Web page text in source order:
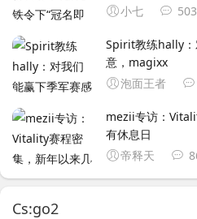
小七
503
Spirit教练hally：
意，magixx
泡面王者
mezii专访：
有休息日
帝释天
Cs:go2